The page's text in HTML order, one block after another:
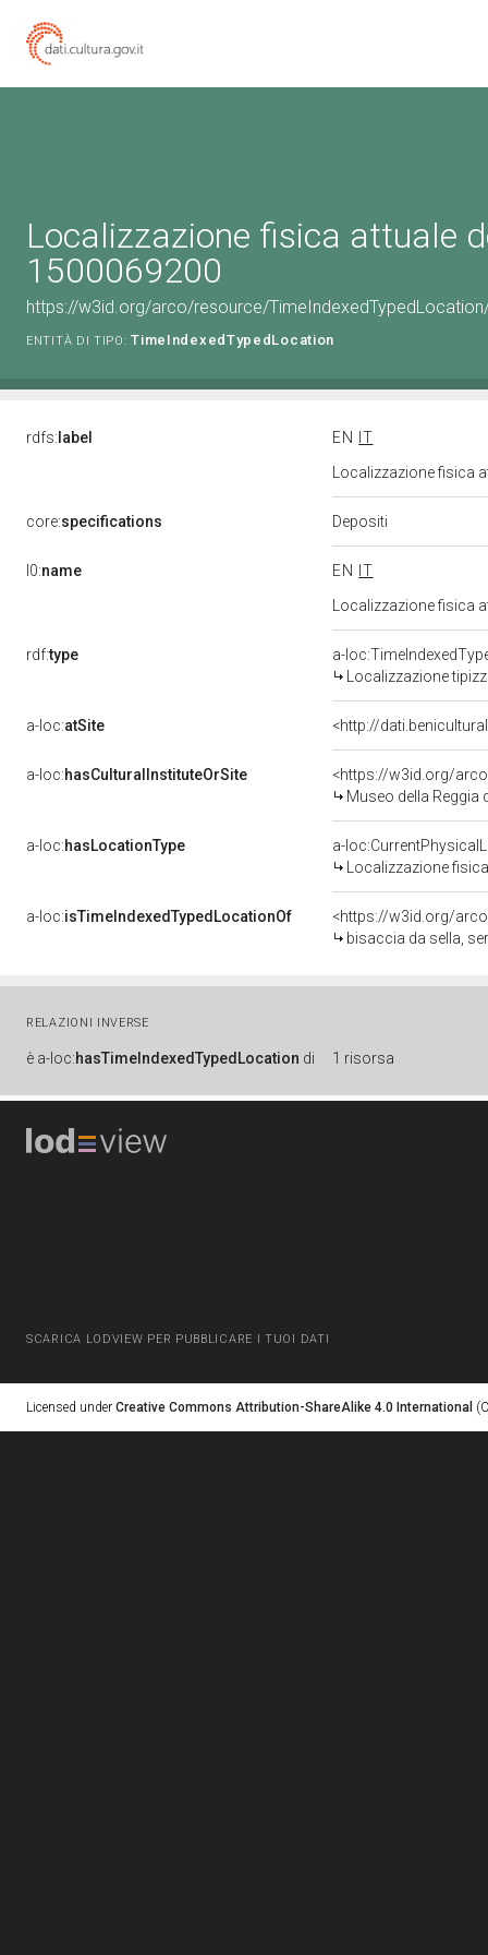
Localizzazione fisica attuale
1500069200
https://w3id.org/arco/resource/
ENTITÀ DI TIPO: TimeIndexedTypedLocation
rdfs: label EN
IT
Localizzazione fisica
core:specifications Depositi
l0:name EN
IT
Localizzazione fisica
rdf:type
a-
Localizzazione
a-loc:atSite <http://
a-loc:hasCulturalInstituteOrSite
<https://w3id.org/
Museo della Reggia
a-loc:hasLocationType
a-
Localizzazione
a-loc:isTimeIndexedTypedLocationOf
<https://w3id.org/
bisaccia da sella,
RELAZIONI INVERSE
è a-loc:hasTimeIndexedTypedLocation di 1 risorsa
SCARICA LODVIEW PER PUBBLICARE I TUOI DATI
Licensed under Creative Commons Attribution-ShareAlike 4.0 International